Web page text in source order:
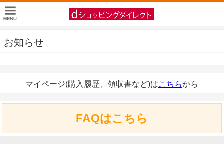
お知らせ
マイページ(購入履歴、領収書など)はこちらから
FAQはこちら